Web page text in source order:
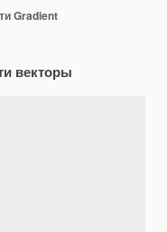
Gradient
векторы